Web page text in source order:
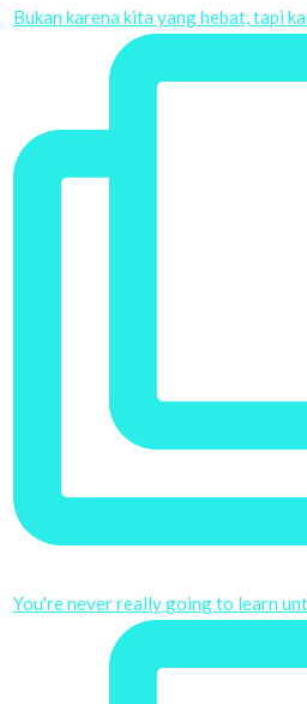
Bukan karena kita yang hebat, tapi
You're never really going to learn